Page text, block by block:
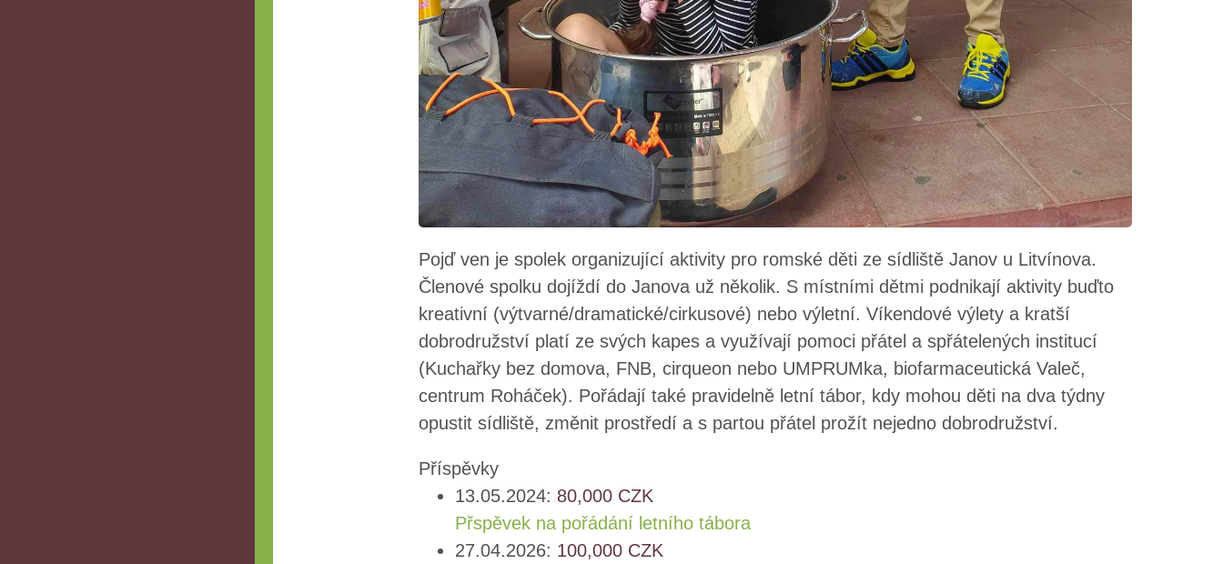
Pojď ven je spolek organizující aktivity pro romské děti ze sídliště Janov u Litvínova.
Členové spolku dojíždí do Janova už několik. S místními dětmi podnikají aktivity buďto
kreativní (výtvarné/dramatické/cirkusové) nebo výletní. Víkendové výlety a kratší
dobrodružství platí ze svých kapes a využívají pomoci přátel a spřátelených institucí
(Kuchařky bez domova, FNB, cirqueon nebo UMPRUMka, biofarmaceutická Valeč,
centrum Roháček). Pořádají také pravidelně letní tábor, kdy mohou děti na dva týdny
opustit sídliště, změnit prostředí a s partou přátel prožít nejedno dobrodružství.
Příspěvky
13.05.2024: 80,000 CZK
Přspěvek na pořádání letního tábora
27.04.2026: 100,000 CZK